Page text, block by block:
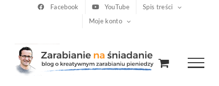
Facebook YouTube
Spis treści
Moje konto